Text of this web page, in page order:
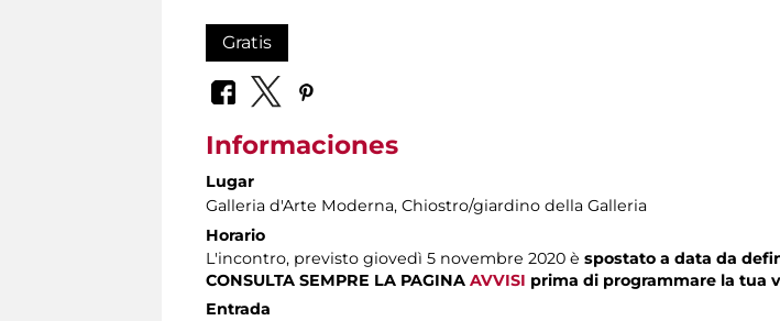
Gratis
Informaciones
Lugar
Galleria d'Arte Moderna, Chiostro/giardino della Galleria
Horario
L'incontro, previsto giovedì 5 novembre 2020 è spostato a data da
CONSULTA SEMPRE LA PAGINA AVVISI prima di programmare la tua
Entrada